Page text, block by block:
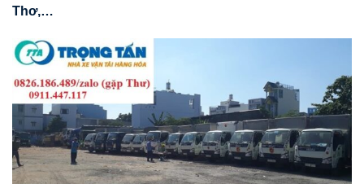
Thơ,…